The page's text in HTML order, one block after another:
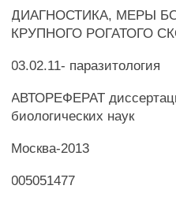
ДИАГНОСТИКА, МЕРЫ
КРУПНОГО РОГАТОГО
03.02.11- паразитология
АВТОРЕФЕРАТ
биологических наук
Москва-2013
005051477